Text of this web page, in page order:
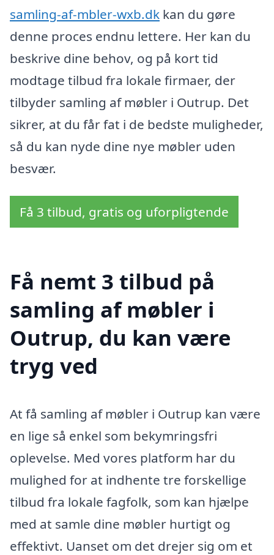
samling-af-mbler-wxb.dk kan du gøre
denne proces endnu lettere. Her kan du
beskrive dine behov, og på kort tid
modtage tilbud fra lokale firmaer, der
tilbyder samling af møbler i Outrup. Det
sikrer, at du får fat i de bedste muligheder,
så du kan nyde dine nye møbler uden
besvær.
Få 3 tilbud, gratis og uforpligtende
Få nemt 3 tilbud på
samling af møbler i
Outrup, du kan være
tryg ved
At få samling af møbler i Outrup kan være
en lige så enkel som bekymringsfri
oplevelse. Med vores platform har du
mulighed for at indhente tre forskellige
tilbud fra lokale fagfolk, som kan hjælpe
med at samle dine møbler hurtigt og
effektivt. Uanset om det drejer sig om et